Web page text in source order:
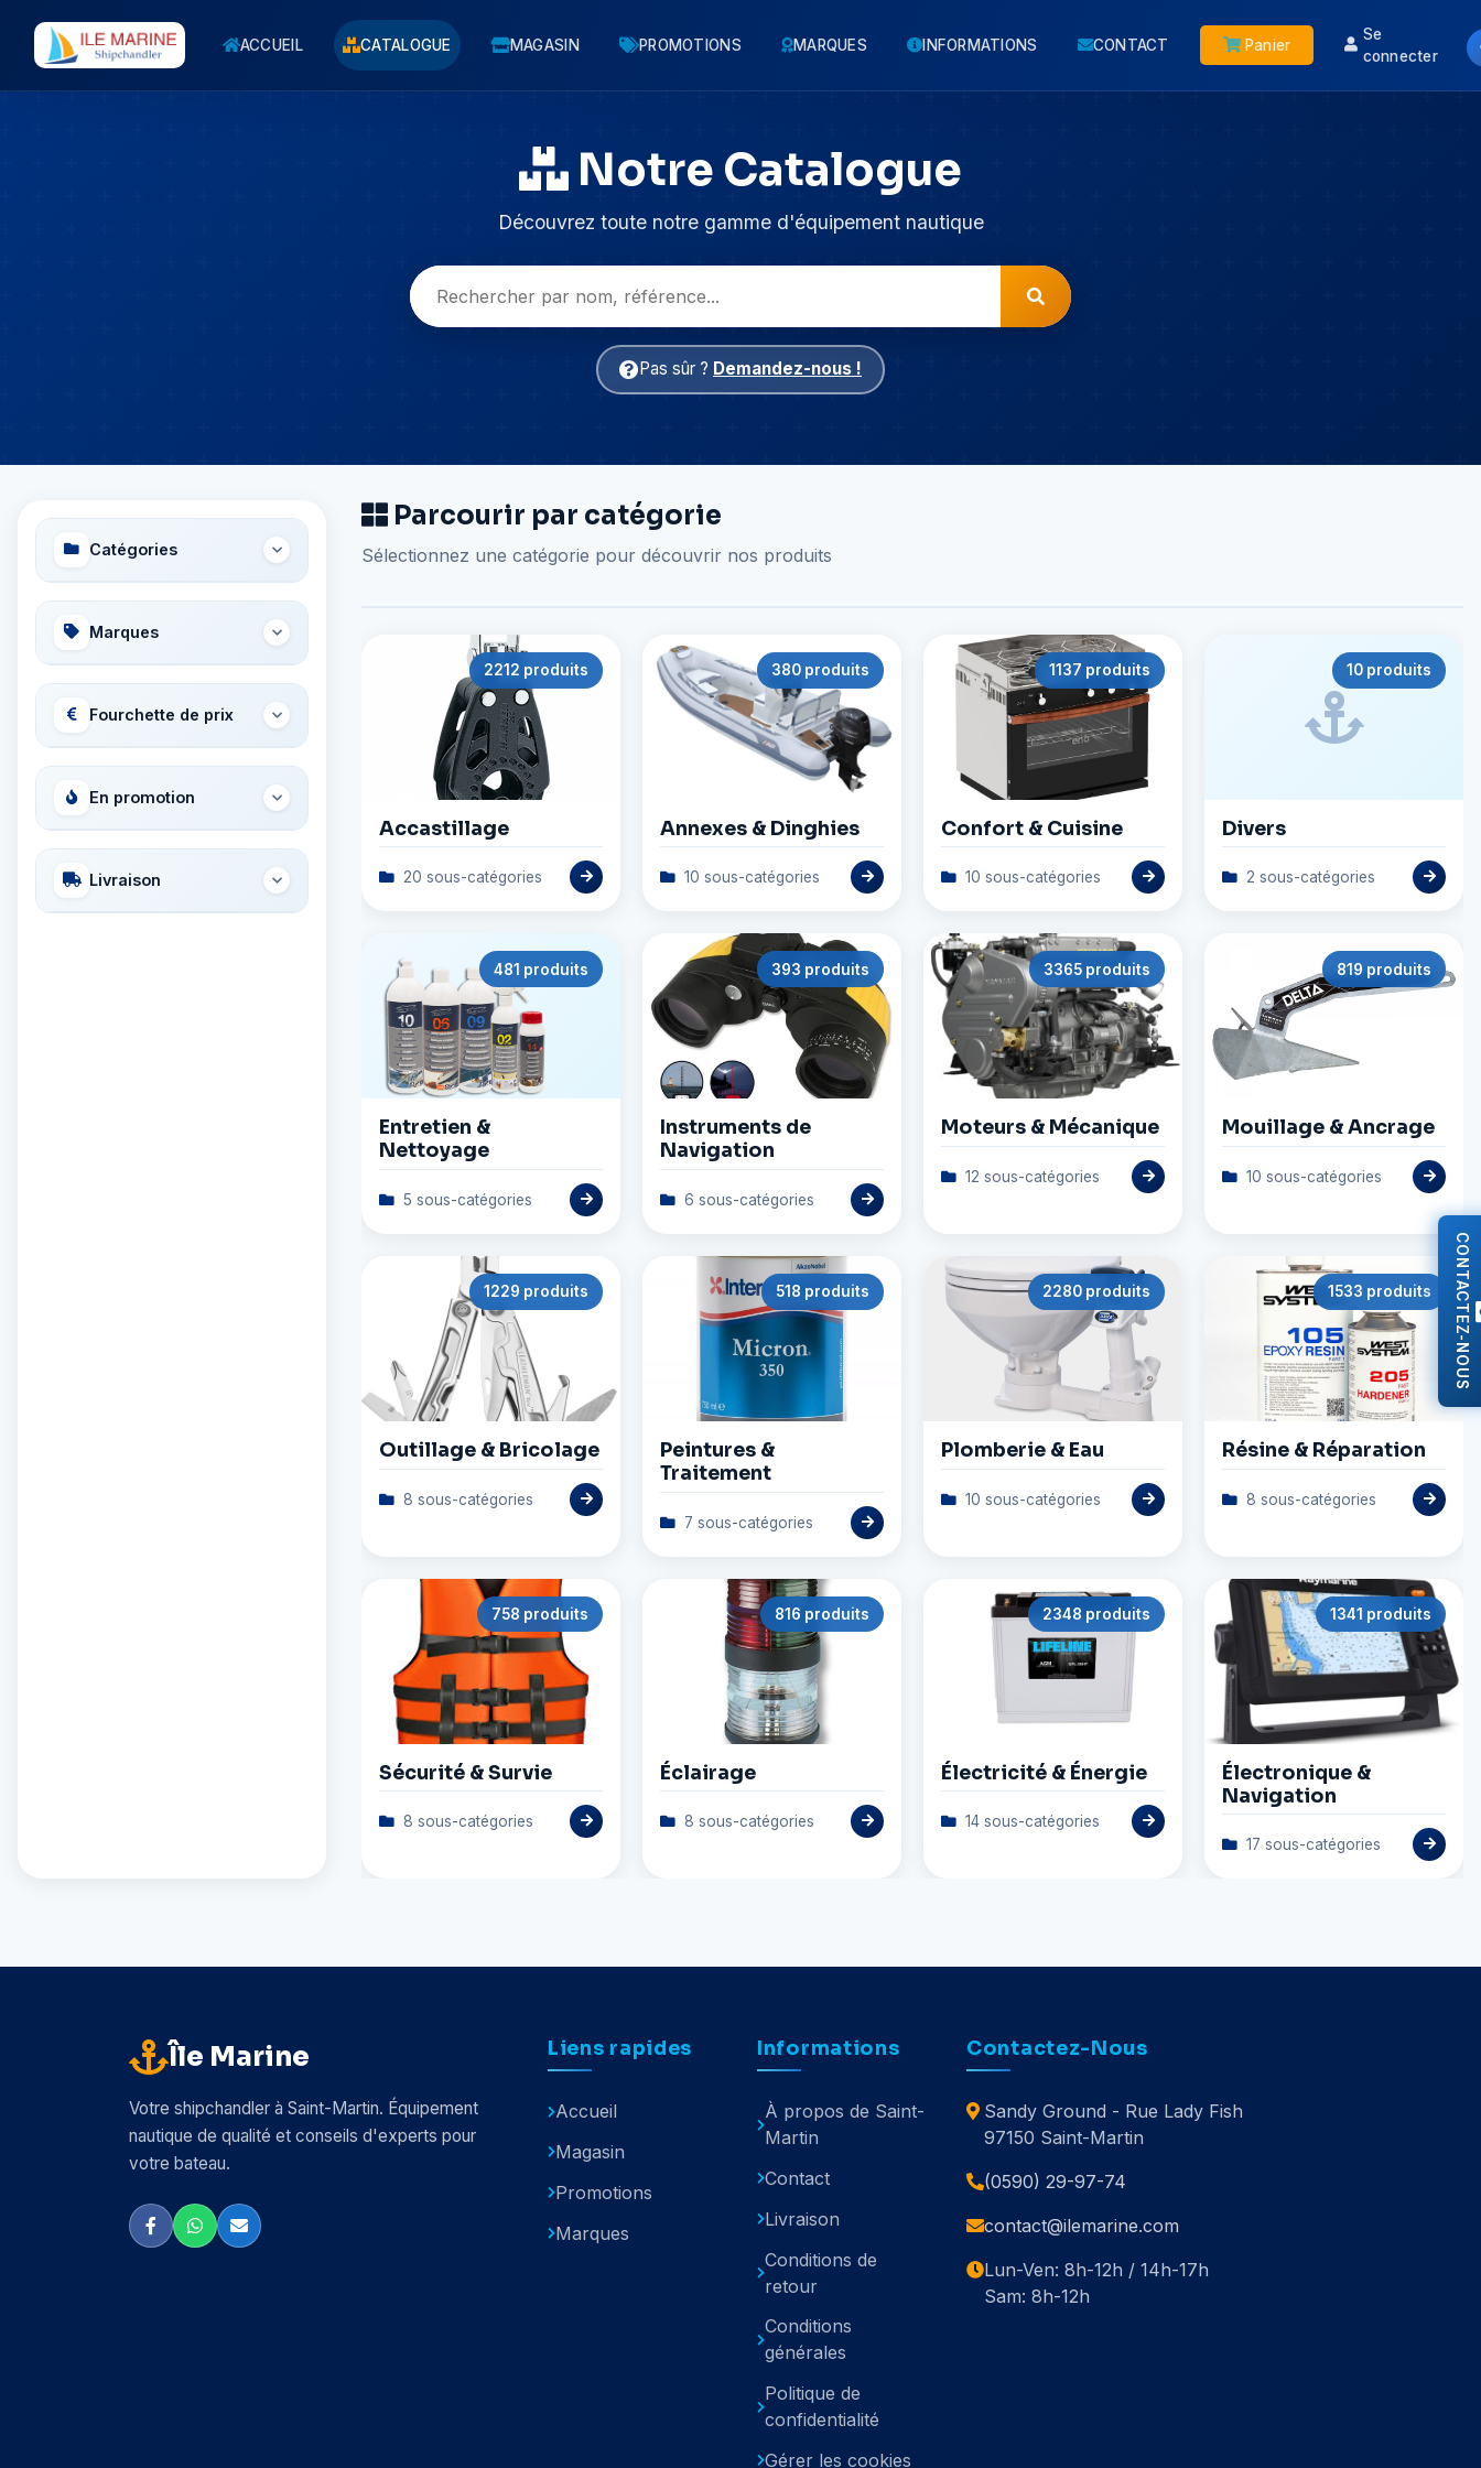
CONTACTEZ-NOUS
ACCUEIL CATALOGUE MAGASIN PROMOTIONS MARQUES INFORMATIONS CONTACT Panier
Se
connecter
Notre Catalogue
Découvrez toute notre gamme d'équipement nautique
Pas sûr ? Demandez-nous !
Catégories
Marques
Fourchette de prix
En promotion
Livraison
Parcourir par catégorie
Sélectionnez une catégorie pour découvrir nos produits
2212 produits
Accastillage
20 sous-catégories
380 produits
Annexes & Dinghies
10 sous-catégories
1137 produits
Confort & Cuisine
10 sous-catégories
10 produits
Divers
2 sous-catégories
481 produits
Entretien &
Nettoyage
5 sous-catégories
393 produits
Instruments de
Navigation
6 sous-catégories
3365 produits
Moteurs & Mécanique
12 sous-catégories
819 produits
Mouillage & Ancrage
10 sous-catégories
1229 produits
Outillage & Bricolage
8 sous-catégories
518 produits
Peintures &
Traitement
7 sous-catégories
2280 produits
Plomberie & Eau
10 sous-catégories
1533 produits
Résine & Réparation
8 sous-catégories
758 produits
Sécurité & Survie
8 sous-catégories
816 produits
Éclairage
8 sous-catégories
2348 produits
Électricité & Énergie
14 sous-catégories
1341 produits
Électronique &
Navigation
17 sous-catégories
Île Marine
Votre shipchandler à Saint-Martin. Équipement
nautique de qualité et conseils d'experts pour
votre bateau.
Liens rapides
Accueil
Magasin
Promotions
Marques
Informations
À propos de Saint-
Martin
Contact
Livraison
Conditions de
retour
Conditions
générales
Politique de
confidentialité
Gérer les cookies
Contactez-Nous
Sandy Ground - Rue Lady Fish
97150 Saint-Martin
(0590) 29-97-74
contact@ilemarine.com
Lun-Ven: 8h-12h / 14h-17h
Sam: 8h-12h